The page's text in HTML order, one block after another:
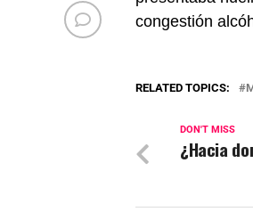
congestión
RELATED TOPICS:
DON'T MISS
¿Hacia